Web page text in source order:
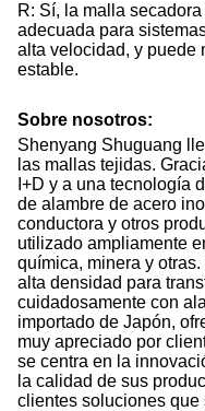
R: Sí, la malla
adecuada para
alta velocidad, y puede
estable.
Sobre nosotros:
Shenyang Shuguang
las mallas tejidas.
I+D y a una tecnología
de alambre de acero
conductora y otros
utilizado ampliamente
química, minera y
alta densidad para
cuidadosamente con
importado de Japón,
muy apreciado por
se centra en la
la calidad de sus
clientes soluciones que